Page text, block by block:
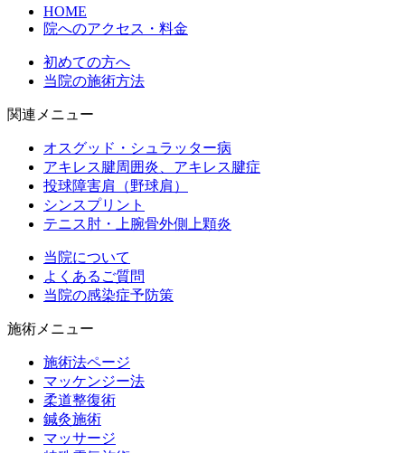
HOME
院へのアクセス・料金
初めての方へ
当院の施術方法
関連メニュー
オスグッド・シュラッター病
アキレス腱周囲炎、アキレス腱症
投球障害肩（野球肩）
シンスプリント
テニス肘・上腕骨外側上顆炎
当院について
よくあるご質問
当院の感染症予防策
施術メニュー
施術法ページ
マッケンジー法
柔道整復術
鍼灸施術
マッサージ